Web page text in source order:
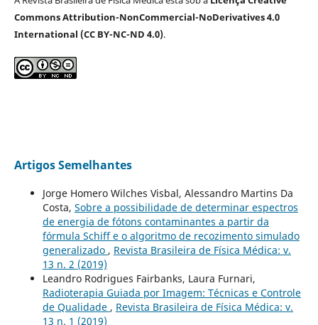
Commons Attribution-NonCommercial-NoDerivatives 4.0
International (CC BY-NC-ND 4.0).
Artigos Semelhantes
Jorge Homero Wilches Visbal, Alessandro Martins Da
Costa, Sobre a possibilidade de determinar espectros
de energia de fótons contaminantes a partir da
fórmula Schiff e o algoritmo de recozimento simulado
generalizado , Revista Brasileira de Física Médica: v.
13 n. 2 (2019)
Leandro Rodrigues Fairbanks, Laura Furnari,
Radioterapia Guiada por Imagem: Técnicas e Controle
de Qualidade , Revista Brasileira de Física Médica: v.
13 n. 1 (2019)